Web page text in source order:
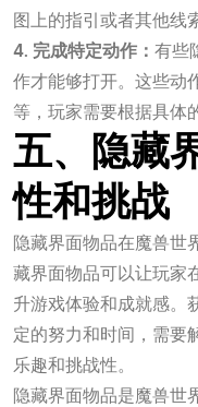
图上的指引或者其他线
4. 完成特定动作： 有些
作才能够打开。这些动
等，玩家需要根据具体
五、隐藏
性和挑战
隐藏界面物品在魔兽世
藏界面物品可以让玩家
升游戏体验和成就感。
定的努力和时间，需要
乐趣和挑战性。
隐藏界面物品是魔兽世